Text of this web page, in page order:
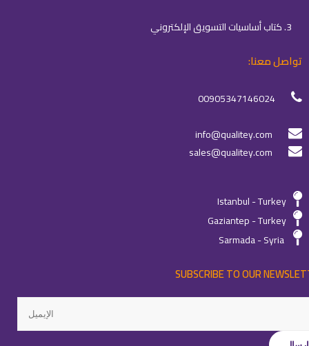
3. كتاب أساسيات التسويق الإلكتروني
تواصل معنا:
00905347146024
info@qualitey.com
sales@qualitey.com
Istanbul - Turkey
Gaziantep - Turkey
Sarmada - Syria
SUBSCRIBE TO OUR